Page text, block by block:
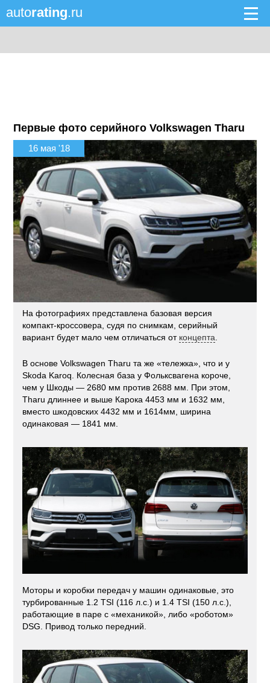
autorating.ru
Первые фото серийного Volkswagen Tharu
16 мая '18
На фотографиях представлена базовая версия
компакт-кроссовера, судя по снимкам, серийный
вариант будет мало чем отличаться от концепта
В основе Volkswagen Tharu та же «тележка», что и у
Skoda Karoq. Колесная база у Фольксвагена короче,
чем у Шкоды — 2680 мм против 2688 мм. При этом,
Tharu длиннее и выше Карока 4453 мм и 1632 мм,
вместо шкодовских 4432 мм и 1614мм, ширина
одинаковая — 1841 мм.
Моторы и коробки передач у машин одинаковые, это
турбированные 1.2 TSI (116 л.с.) и 1.4 TSI (150 л.с.),
работающие в паре с «механикой», либо «роботом»
DSG. Привод только передний.